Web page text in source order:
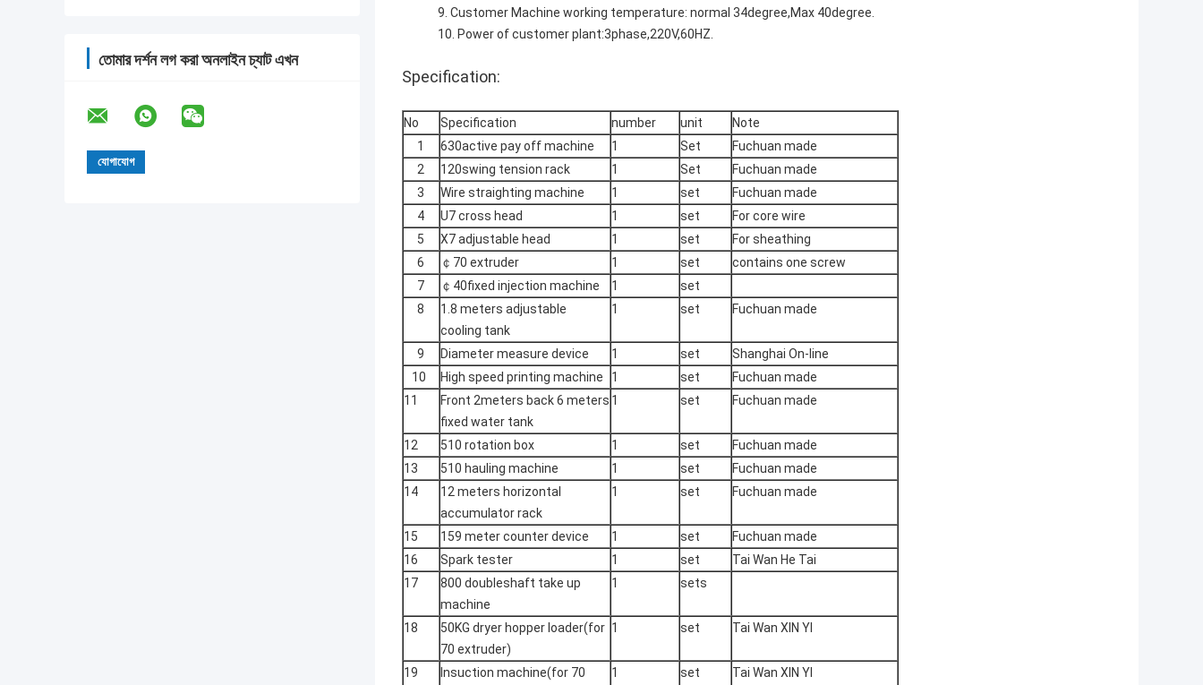
তোমার দর্শন লগ করা অনলাইন চ্যাট এখন
9. Customer Machine working temperature: normal 34degree,Max 40degree.
10. Power of customer plant:3phase,220V,60HZ.
Specification:
No Specification number unit
Note
1
630active pay off machine 1 Set
Fuchuan made
2
120swing tension rack 1 Set
Fuchuan made
3
Wire straighting machine 1 set
Fuchuan made
4
U7 cross head 1 set
For core wire
5
X7 adjustable head 1 set
For sheathing
6
￠70 extruder 1 set
contains one screw
7
￠40fixed injection machine 1
set
8
1.8 meters adjustable
cooling tank
1 set Fuchuan made
9 Diameter measure device 1 set
Shanghai On-line
10
High speed printing machine 1 set
Fuchuan made
11
Front 2meters back 6 meters
fixed water tank
1 set Fuchuan made
12 510 rotation box 1 set
Fuchuan made
13
510 hauling machine 1 set
Fuchuan made
14
12 meters horizontal
accumulator rack
1 set Fuchuan made
15 159 meter counter device 1 set
Fuchuan made
16
Spark tester 1 set
Tai Wan He Tai
17
800 doubleshaft take up
machine
1 sets
18
50KG dryer hopper loader(for
70 extruder)
1 set Tai Wan XIN YI
19
Insuction machine(for 70
1 set Tai Wan XIN YI